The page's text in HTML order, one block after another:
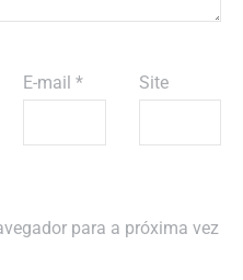
E-mail * Site
para a próxima vez